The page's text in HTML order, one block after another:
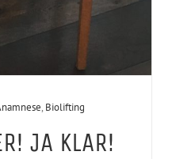
, Biolifting
JA KLAR!